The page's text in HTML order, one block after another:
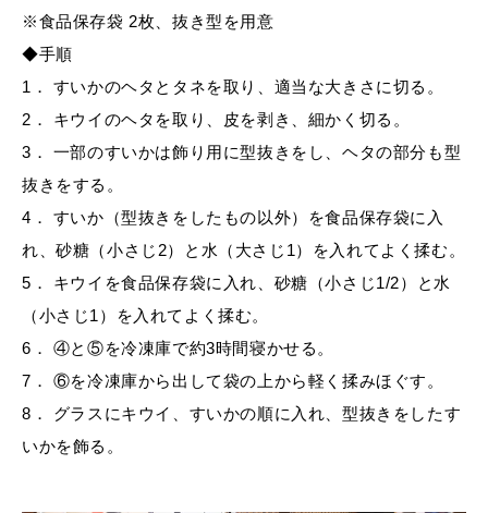
※食品保存袋 2枚、抜き型を用意
◆手順
1． すいかのヘタとタネを取り、適当な大きさに切る。
2． キウイのヘタを取り、皮を剥き、細かく切る。
3． 一部のすいかは飾り用に型抜きをし、ヘタの部分も型
抜きをする。
4． すいか（型抜きをしたもの以外）を食品保存袋に入
れ、砂糖（小さじ2）と水（大さじ1）を入れてよく揉む。
5． キウイを食品保存袋に入れ、砂糖（小さじ1/2）と水
（小さじ1）を入れてよく揉む。
6． ④と⑤を冷凍庫で約3時間寝かせる。
7． ⑥を冷凍庫から出して袋の上から軽く揉みほぐす。
8． グラスにキウイ、すいかの順に入れ、型抜きをしたす
いかを飾る。